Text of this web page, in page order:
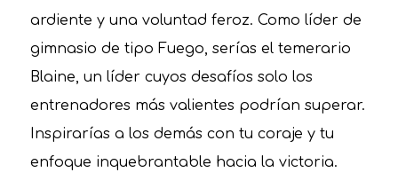
ardiente y una voluntad feroz. Como líder de
gimnasio de tipo Fuego, serías el temerario
Blaine, un líder cuyos desafíos solo los
entrenadores más valientes podrían superar.
Inspirarías a los demás con tu coraje y tu
enfoque inquebrantable hacia la victoria.